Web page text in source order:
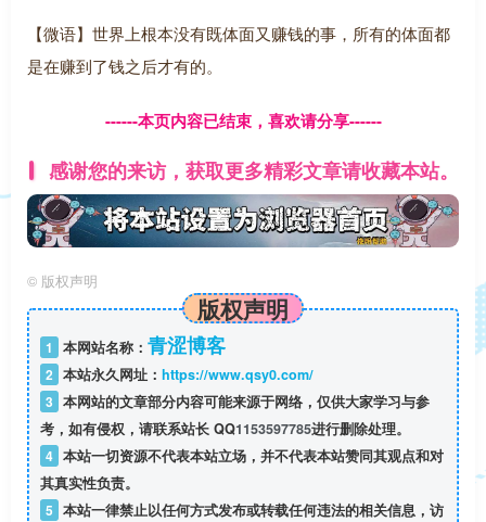
【微语】世界上根本没有既体面又赚钱的事，所有的体面都
是在赚到了钱之后才有的。
------本页内容已结束，喜欢请分享------
感谢您的来访，获取更多精彩文章请收藏本站。
© 版权声明
版权声明
1 本网站名称： 青涩博客
2 本站永久网址： https://www.qsy0.com/
3 本网站的文章部分内容可能来源于网络，仅供大家学习与参
考，如有侵权，请联系站长 QQ1153597785进行删除处理。
4 本站一切资源不代表本站立场，并不代表本站赞同其观点和对
其真实性负责。
5 本站一律禁止以任何方式发布或转载任何违法的相关信息，访